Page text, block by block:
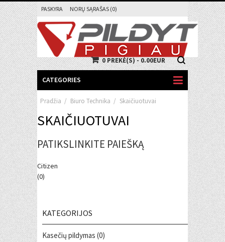
PASKYRA NORŲ SĄRAŠAS (0)
0 PREKĖ(S) - 0.00EUR
CATEGORIES
Pradžia / Biuro Technika / Skaičiuotuvai
SKAIČIUOTUVAI
PATIKSLINKITE PAIEŠKĄ
Citizen
(0)
KATEGORIJOS
Kasečių pildymas (0)